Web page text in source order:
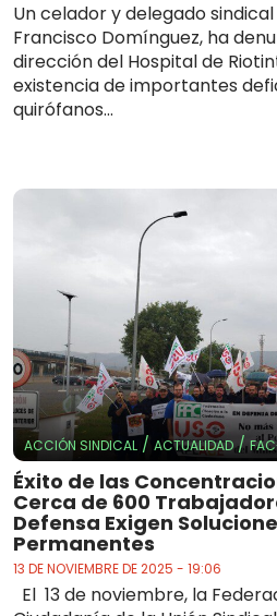
Un celador y delegado
Francisco Domínguez, ha
dirección del Hospital de
existencia de importantes
quirófanos...
ACCIÓN SINDICAL / ACTUALIDAD/
Éxito de las
Cerca de 600
Defensa Exigen
Permanentes
13 DE NOVIEMBRE DE 2025 - 19:06
El 13 de noviembre, la